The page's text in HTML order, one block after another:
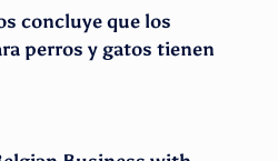
concluye que los
perros y gatos tienen